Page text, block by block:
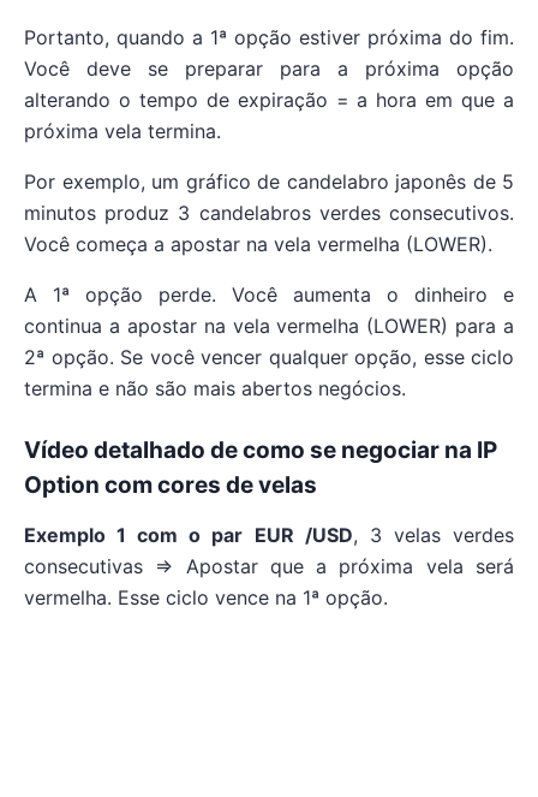
Portanto, quando a 1ª opção estiver próxima do fim.
Você deve se preparar para a próxima opção
alterando o tempo de expiração = a hora em que a
próxima vela termina.
Por exemplo, um gráfico de candelabro japonês de 5
minutos produz 3 candelabros verdes consecutivos.
Você começa a apostar na vela vermelha (LOWER).
A 1ª opção perde. Você aumenta o dinheiro e
continua a apostar na vela vermelha (LOWER) para a
2ª opção. Se você vencer qualquer opção, esse ciclo
termina e não são mais abertos negócios.
Vídeo detalhado de como se negociar na IP
Option com cores de velas
Exemplo 1 com o par EUR /USD, 3 velas verdes
consecutivas => Apostar que a próxima vela será
vermelha. Esse ciclo vence na 1ª opção.